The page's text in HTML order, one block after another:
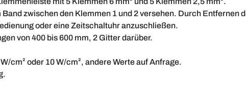
zwischen den Klemmen 1 und 2 versehen. Durch Entfernen
oder eine Zeitschaltuhr anzuschließen.
von 400 bis 600 mm, 2 Gitter darüber.
cm² oder 10 W/cm², andere Werte auf Anfrage.